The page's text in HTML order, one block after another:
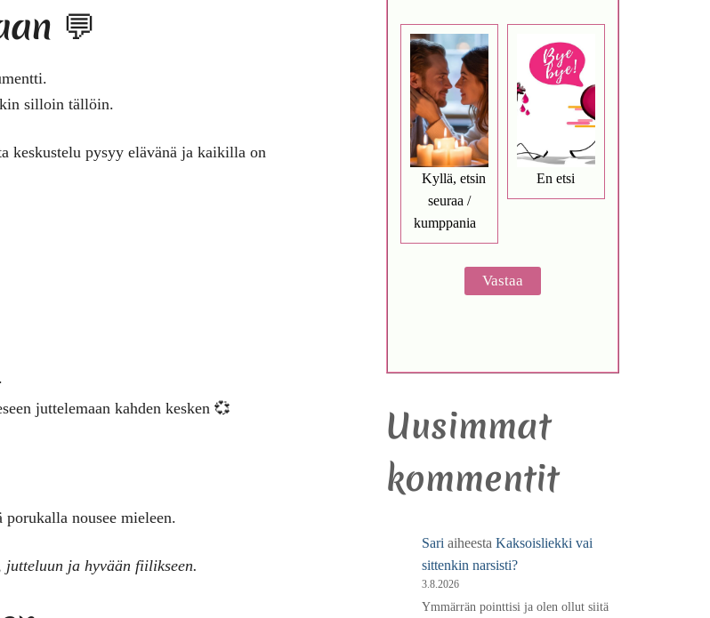
💬
silloin tällöin.
keskustelu pysyy elävänä ja kaikilla on
juttelemaan kahden kesken 💞
nousee mieleen.
ja hyvään fiilikseen.
Kyllä, etsin
seuraa /
kumppania
En etsi
Uusimmat
kommentit
Sari aiheesta Kaksoisliekki vai
sittenkin narsisti?
3.8.2026
Ymmärrän pointtisi ja olen ollut siitä